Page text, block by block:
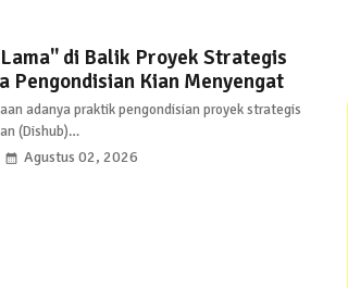
di Balik Proyek Strategis
Pengondisian Kian Menyengat
adanya praktik pengondisian proyek strategis
(Dishub)…
Agustus 02, 2026